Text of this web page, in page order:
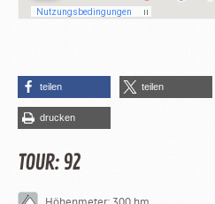
teilen teilen
drucken
TOUR: 92